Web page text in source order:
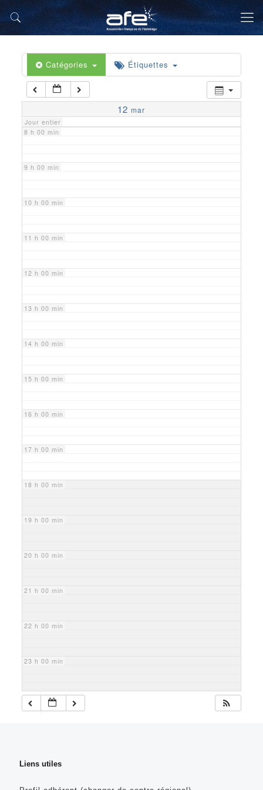
Catégories Étiquettes
12 mar
Jour entier
5 h 00 min
6 h 00 min
7 h 00 min
8 h 00 min
9 h 00 min
10 h 00 min
11 h 00 min
12 h 00 min
13 h 00 min
14 h 00 min
15 h 00 min
16 h 00 min
17 h 00 min
18 h 00 min
19 h 00 min
20 h 00 min
21 h 00 min
22 h 00 min
23 h 00 min
Liens utiles